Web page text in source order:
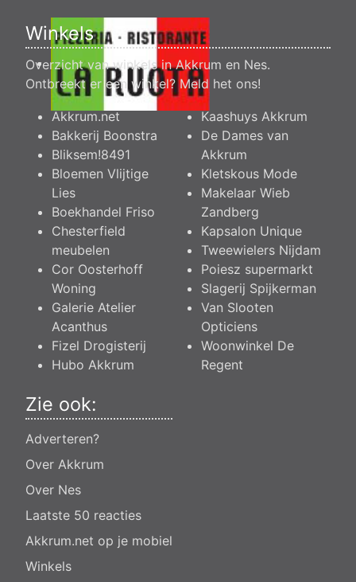
Winkels
Overzicht van winkels in Akkrum en Nes.
Ontbreekt er een winkel? Meld het ons!
Akkrum.net
Bakkerij Boonstra
Bliksem!8491
Bloemen Vlijtige
Lies
Boekhandel Friso
Chesterfield
meubelen
Cor Oosterhoff
Woning
Galerie Atelier
Acanthus
Fizel Drogisterij
Hubo Akkrum
Kaashuys Akkrum
De Dames van
Akkrum
Kletskous Mode
Makelaar Wieb
Zandberg
Kapsalon Unique
Tweewielers Nijdam
Poiesz supermarkt
Slagerij Spijkerman
Van Slooten
Opticiens
Woonwinkel De
Regent
Zie ook:
Adverteren?
Over Akkrum
Over Nes
Laatste 50 reacties
Akkrum.net op je mobiel
Winkels